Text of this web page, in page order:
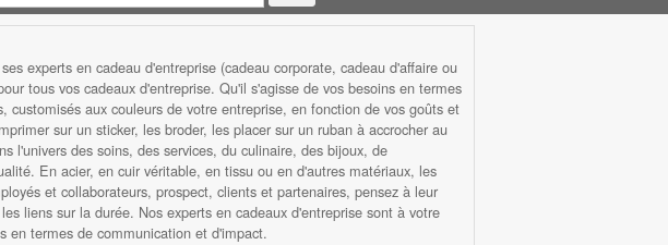
experts en cadeau d'entreprise (cadeau corporate, cadeau d'affaire ou
tous vos cadeaux d'entreprise. Qu'il s'agisse de vos besoins en termes
aux couleurs de votre entreprise, en fonction de vos goûts et
sur un sticker, les broder, les placer sur un ruban à accrocher au
l'univers des soins, des services, du culinaire, des bijoux, de
En acier, en cuir véritable, en tissu ou en d'autres matériaux, les
et collaborateurs, prospect, clients et partenaires, pensez à leur
liens sur la durée. Nos experts en cadeaux d'entreprise sont à votre
en termes de communication et d'impact.